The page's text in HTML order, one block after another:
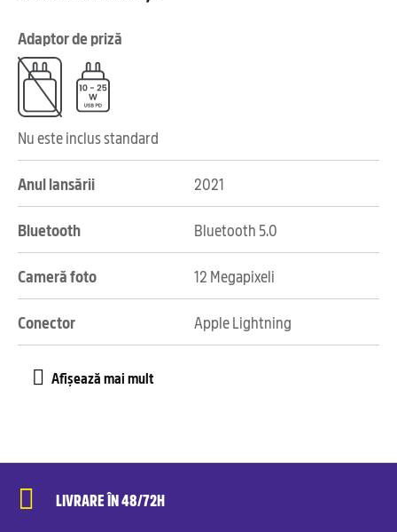
Adaptor de priză
Nu este inclus standard
Anul lansării 2021
Bluetooth Bluetooth 5.0
Cameră foto 12 Megapixeli
Conector Apple Lightning
LIVRARE ÎN 48/72H